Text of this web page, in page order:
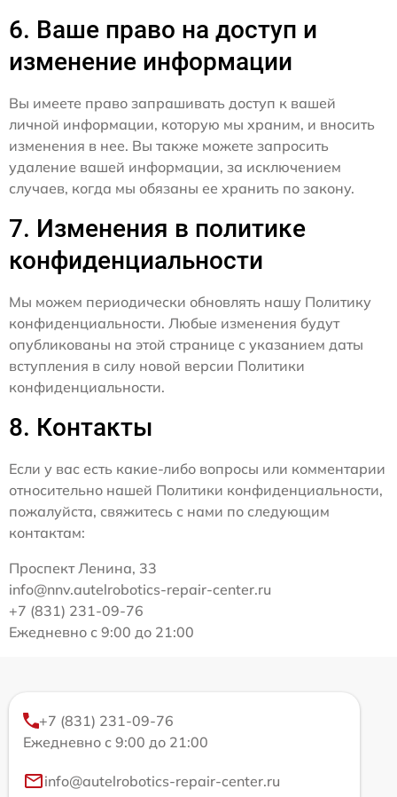
6. Ваше право на доступ и
изменение информации
Вы имеете право запрашивать доступ к вашей
личной информации, которую мы храним, и вносить
изменения в нее. Вы также можете запросить
удаление вашей информации, за исключением
случаев, когда мы обязаны ее хранить по закону.
7. Изменения в политике
конфиденциальности
Мы можем периодически обновлять нашу Политику
конфиденциальности. Любые изменения будут
опубликованы на этой странице с указанием даты
вступления в силу новой версии Политики
конфиденциальности.
8. Контакты
Если у вас есть какие-либо вопросы или комментарии
относительно нашей Политики конфиденциальности,
пожалуйста, свяжитесь с нами по следующим
контактам:
Проспект Ленина, 33
info@nnv.autelrobotics-repair-center.ru
+7 (831) 231-09-76
Ежедневно с 9:00 до 21:00
+7 (831) 231-09-76
Ежедневно с 9:00 до 21:00
info@autelrobotics-repair-center.ru